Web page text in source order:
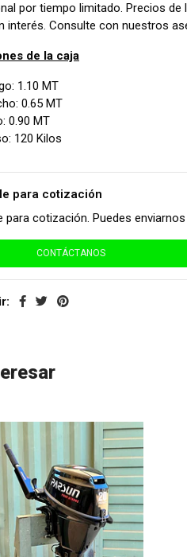
por tiempo limitado. Precios
interés. Consulte con nuestros
de la caja
1.10 MT
0.65 MT
0.90 MT
120 Kilos
para cotización
para cotización. Puedes
CONTÁCTANOS